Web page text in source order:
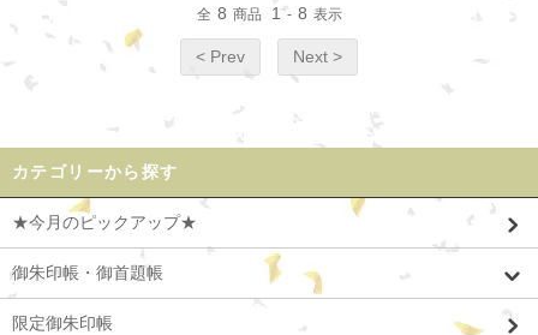
全 8 商品 1 - 8 表示
< Prev Next >
カテゴリーから探す
★今月のピックアップ★
御朱印帳・御首題帳
限定御朱印帳